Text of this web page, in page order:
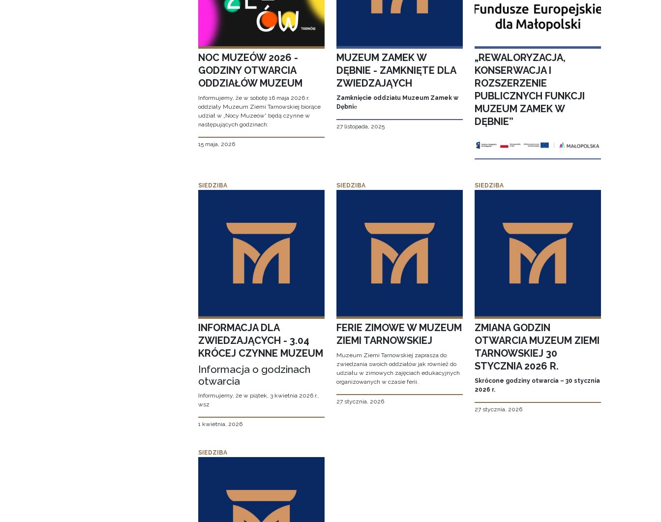
NOC MUZEÓW 2026 -
GODZINY OTWARCIA
ODDZIAŁÓW MUZEUM
Informujemy, że w sobotę 16 maja 2026 r.
oddziały Muzeum Ziemi Tarnowskiej biorące
udział w „Nocy Muzeów” będą czynne w
następujących godzinach:
15 maja, 2026
MUZEUM ZAMEK W
DĘBNIE - ZAMKNIĘTE DLA
ZWIEDZAJĄYCH
Zamknięcie oddziału Muzeum Zamek w
Dębnie
27 listopada, 2025
„REWALORYZACJA,
KONSERWACJA I
ROZSZERZENIE
PUBLICZNYCH FUNKCJI
MUZEUM ZAMEK W
DĘBNIE”
SIEDZIBA
INFORMACJA DLA
ZWIEDZAJĄCYCH - 3.04
KRÓCEJ CZYNNE MUZEUM
Informacja o godzinach
otwarcia
Informujemy, że w piątek, 3 kwietnia 2026 r.,
wsz
1 kwietnia, 2026
SIEDZIBA
FERIE ZIMOWE W MUZEUM
ZIEMI TARNOWSKIEJ
Muzeum Ziemi Tarnowskiej zaprasza do
zwiedzania swoich oddziałów jak również do
udziału w zimowych zajęciach edukacyjnych
organizowanych w czasie ferii.
27 stycznia, 2026
SIEDZIBA
ZMIANA GODZIN
OTWARCIA MUZEUM ZIEMI
TARNOWSKIEJ 30
STYCZNIA 2026 R.
Skrócone godziny otwarcia – 30 stycznia
2026 r.
27 stycznia, 2026
SIEDZIBA